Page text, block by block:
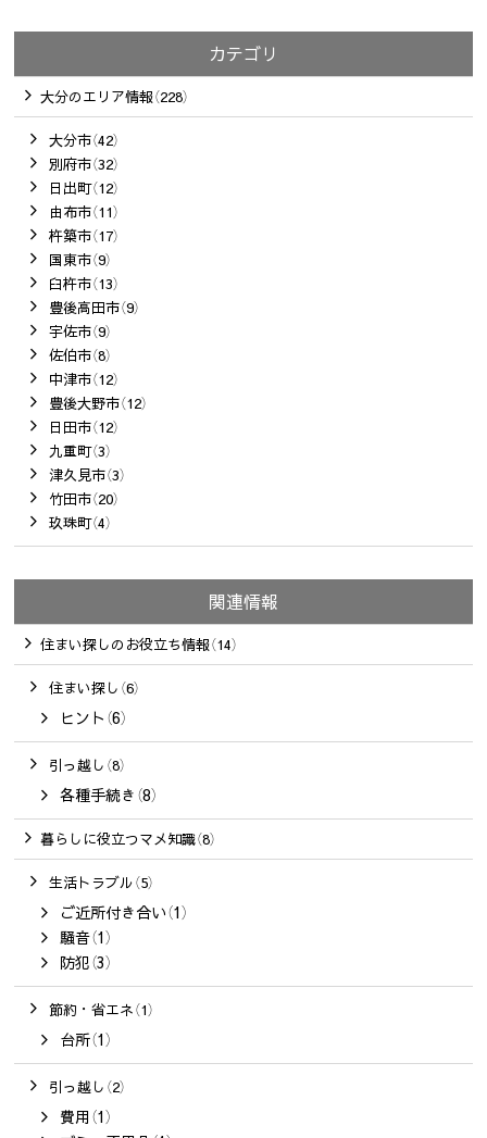
カテゴリ
大分のエリア情報（228）
大分市（42）
別府市（32）
日出町（12）
由布市（11）
杵築市（17）
国東市（9）
臼杵市（13）
豊後高田市（9）
宇佐市（9）
佐伯市（8）
中津市（12）
豊後大野市（12）
日田市（12）
九重町（3）
津久見市（3）
竹田市（20）
玖珠町（4）
関連情報
住まい探しのお役立ち情報（14）
住まい探し（6）
ヒント（6）
引っ越し（8）
各種手続き（8）
暮らしに役立つマメ知識（8）
生活トラブル（5）
ご近所付き合い（1）
騒音（1）
防犯（3）
節約・省エネ（1）
台所（1）
引っ越し（2）
費用（1）